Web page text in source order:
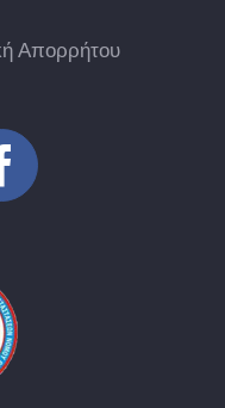
Απορρήτου